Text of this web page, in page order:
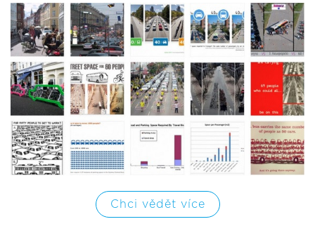
Chci vědět více